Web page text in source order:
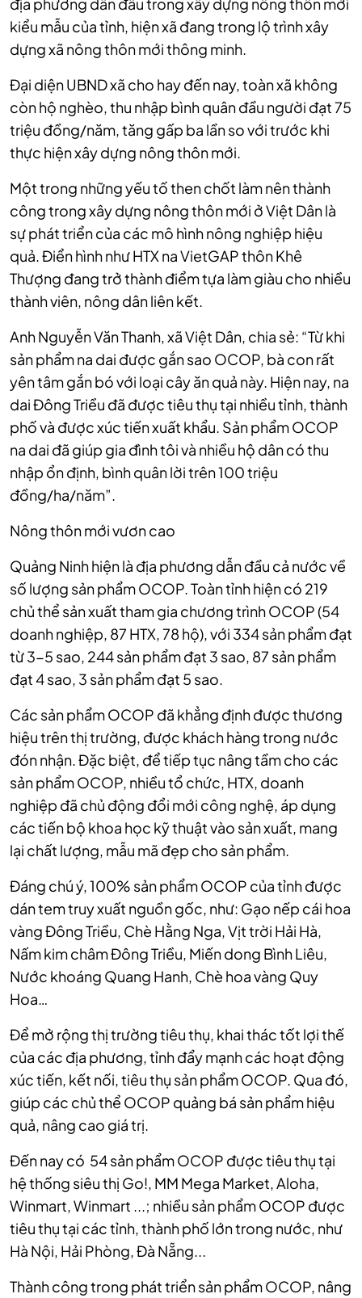
địa phương dẫn đầu trong xây dựng nông thôn mới
kiểu mẫu của tỉnh, hiện xã đang trong lộ trình xây
dựng xã nông thôn mới thông minh.
Đại diện UBND xã cho hay đến nay, toàn xã không
còn hộ nghèo, thu nhập bình quân đầu người đạt 75
triệu đồng/năm, tăng gấp ba lần so với trước khi
thực hiện xây dựng nông thôn mới.
Một trong những yếu tố then chốt làm nên thành
công trong xây dựng nông thôn mới ở Việt Dân là
sự phát triển của các mô hình nông nghiệp hiệu
quả. Điển hình như HTX na VietGAP thôn Khê
Thượng đang trở thành điểm tựa làm giàu cho nhiều
thành viên, nông dân liên kết.
Anh Nguyễn Văn Thanh, xã Việt Dân, chia sẻ: “Từ khi
sản phẩm na dai được gắn sao OCOP, bà con rất
yên tâm gắn bó với loại cây ăn quả này. Hiện nay, na
dai Đông Triều đã được tiêu thụ tại nhiều tỉnh, thành
phố và được xúc tiến xuất khẩu. Sản phẩm OCOP
na dai đã giúp gia đình tôi và nhiều hộ dân có thu
nhập ổn định, bình quân lời trên 100 triệu
đồng/ha/năm”.
Nông thôn mới vươn cao
Quảng Ninh hiện là địa phương dẫn đầu cả nước về
số lượng sản phẩm OCOP. Toàn tỉnh hiện có 219
chủ thể sản xuất tham gia chương trình OCOP (54
doanh nghiệp, 87 HTX, 78 hộ), với 334 sản phẩm đạt
từ 3-5 sao, 244 sản phẩm đạt 3 sao, 87 sản phẩm
đạt 4 sao, 3 sản phẩm đạt 5 sao.
Các sản phẩm OCOP đã khẳng định được thương
hiệu trên thị trường, được khách hàng trong nước
đón nhận. Đặc biệt, để tiếp tục nâng tầm cho các
sản phẩm OCOP, nhiều tổ chức, HTX, doanh
nghiệp đã chủ động đổi mới công nghệ, áp dụng
các tiến bộ khoa học kỹ thuật vào sản xuất, mang
lại chất lượng, mẫu mã đẹp cho sản phẩm.
Đáng chú ý, 100% sản phẩm OCOP của tỉnh được
dán tem truy xuất nguồn gốc, như: Gạo nếp cái hoa
vàng Đông Triều, Chè Hằng Nga, Vịt trời Hải Hà,
Nấm kim châm Đông Triều, Miến dong Bình Liêu,
Nước khoáng Quang Hanh, Chè hoa vàng Quy
Hoa…
Để mở rộng thị trường tiêu thụ, khai thác tốt lợi thế
của các địa phương, tỉnh đẩy mạnh các hoạt động
xúc tiến, kết nối, tiêu thụ sản phẩm OCOP. Qua đó,
giúp các chủ thể OCOP quảng bá sản phẩm hiệu
quả, nâng cao giá trị.
Đến nay có 54 sản phẩm OCOP được tiêu thụ tại
hệ thống siêu thị Go!, MM Mega Market, Aloha,
Winmart, Winmart ...; nhiều sản phẩm OCOP được
tiêu thụ tại các tỉnh, thành phố lớn trong nước, như
Hà Nội, Hải Phòng, Đà Nẵng...
Thành công trong phát triển sản phẩm OCOP, nâng